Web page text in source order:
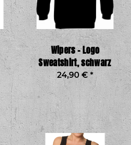
Wipers – Logo
Sweatshirt, schwarz
24,90 € *